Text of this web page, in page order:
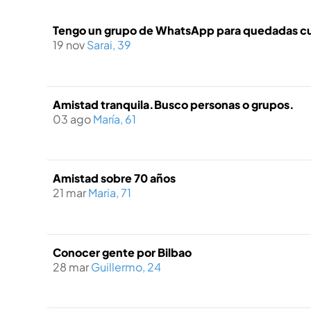
Tengo un grupo de WhatsApp para quedadas
19 novSarai, 39
Amistad tranquila.Busco personas o grupos.
03 agoMaría, 61
Amistad sobre 70 años
21 marMaria, 71
Conocer gente por Bilbao
28 marGuillermo, 24